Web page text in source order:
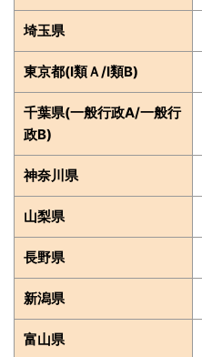
埼玉県
東京都(Ⅰ類Ａ/Ⅰ類B)
千葉県(一般行政A/一般行
政B)
神奈川県
山梨県
長野県
新潟県
富山県